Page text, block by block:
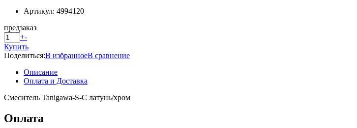
Артикул: 4994120
предзаказ
+-
Купить
Поделиться:В избранноеВ сравнение
Описание
Оплата и Доставка
Смеситель Tanigawa-S-С латунь/хром
Оплата